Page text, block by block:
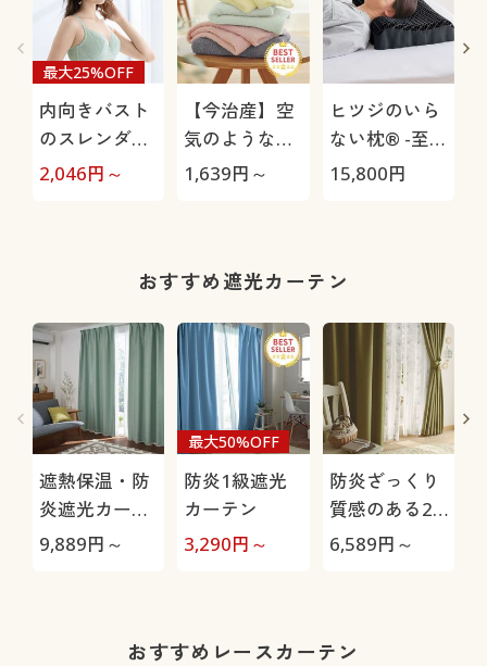
内向きバスト
のスレンダー
フィット®ブ
最大25%OFF
2,046円～
【今治産】空
気のようなタ
オル(無撚糸)
1,639円～
ヒツジのいら
ない枕® -至
極-
15,800円
おすすめ遮光カーテン
遮熱保温・防
炎遮光カーテ
ン(日本の色を
9,889円～
防炎1級遮光
カーテン
最大50%OFF
3,290円～
防炎ざっくり
質感のある2
級遮光カーテ
6,589円～
おすすめレースカーテン